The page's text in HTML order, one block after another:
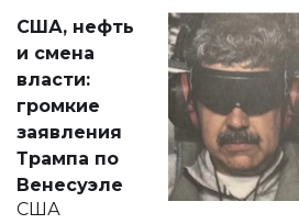
актуальных тем —
от слухов о
политических
реформах до
вопросов армии,
экономики и
личного здоровья.
США, нефть
и смена
власти:
громкие
заявления
Трампа по
Венесуэле
США